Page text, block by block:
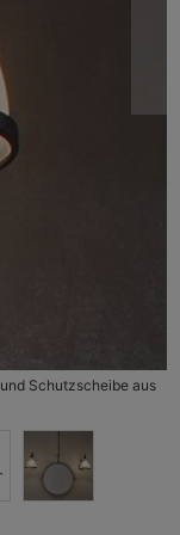
Schutzscheibe aus